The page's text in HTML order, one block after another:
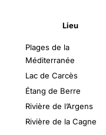
Lieu
Plages de la
Méditerranée
Lac de Carcès
Étang de Berre
Rivière de l’Argens
Rivière de la Cagne